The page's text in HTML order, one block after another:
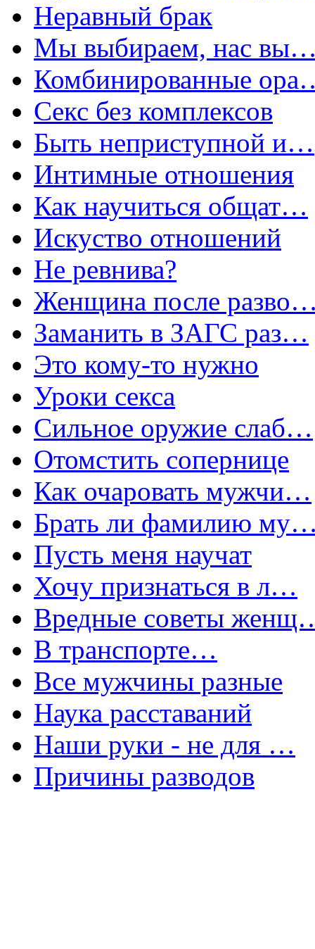
Неравный брак
Мы выбираем, нас
Комбинированные
Секс без комплексов
Быть неприступной и…
Интимные отношения
Как научиться общат…
Искуство отношений
Не ревнива?
Женщина после
Заманить в ЗАГС раз…
Это кому-то нужно
Уроки секса
Сильное оружие слаб…
Отомстить сопернице
Как очаровать мужчи…
Брать ли фамилию
Пусть меня научат
Хочу признаться в л…
Вредные советы
В транспорте…
Все мужчины разные
Наука расставаний
Наши руки - не для …
Причины разводов